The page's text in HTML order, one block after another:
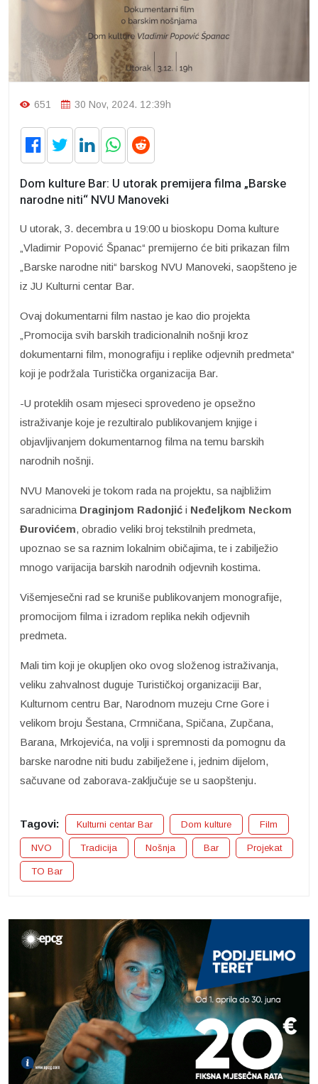
651 30 Nov, 2024. 12:39h
Dom kulture Bar: U utorak premijera filma „Barske
narodne niti“ NVU Manoveki
U utorak, 3. decembra u 19:00 u bioskopu Doma kulture
„Vladimir Popović Španac“ premijerno će biti prikazan film
„Barske narodne niti“ barskog NVU Manoveki, saopšteno je
iz JU Kulturni centar Bar.
Ovaj dokumentarni film nastao je kao dio projekta
„Promocija svih barskih tradicionalnih nošnji kroz
dokumentarni film, monografiju i replike odjevnih predmeta“
koji je podržala Turistička organizacija Bar.
-U proteklih osam mjeseci sprovedeno je opsežno
istraživanje koje je rezultiralo publikovanjem knjige i
objavljivanjem dokumentarnog filma na temu barskih
narodnih nošnji.
NVU Manoveki je tokom rada na projektu, sa najbližim
saradnicima Draginjom Radonjić i Neđeljkom Neckom
Đurovićem, obradio veliki broj tekstilnih predmeta,
upoznao se sa raznim lokalnim običajima, te i zabilježio
mnogo varijacija barskih narodnih odjevnih kostima.
Višemjesečni rad se kruniše publikovanjem monografije,
promocijom filma i izradom replika nekih odjevnih
predmeta.
Mali tim koji je okupljen oko ovog složenog istraživanja,
veliku zahvalnost duguje Turističkoj organizaciji Bar,
Kulturnom centru Bar, Narodnom muzeju Crne Gore i
velikom broju Šestana, Crmničana, Spičana, Zupčana,
Barana, Mrkojevića, na volji i spremnosti da pomognu da
barske narodne niti budu zabilježene i, jednim dijelom,
sačuvane od zaborava-zaključuje se u saopštenju.
Tagovi: Kulturni centar Bar Dom kulture Film
NVO Tradicija Nošnja Bar Projekat
TO Bar